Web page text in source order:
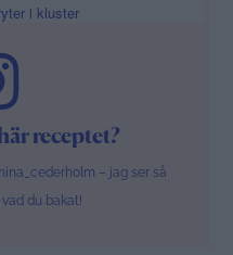
i kluster
receptet?
– jag ser så
du bakat!